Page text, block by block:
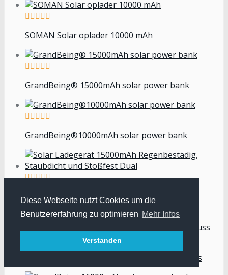
Diese Webseite nutzt Cookies um die
Benutzererfahrung zu optimieren Mehr Infos
Verstanden
SOMAN Solar oplader 10000 mAh
GrandBeing® 15000mAh solar power bank
GrandBeing®10000mAh solar power bank
Solar Ladegerät 15000mAh Regenbestädig,
21W Solar Ladegerät mit 2 USB Ladeanschluss